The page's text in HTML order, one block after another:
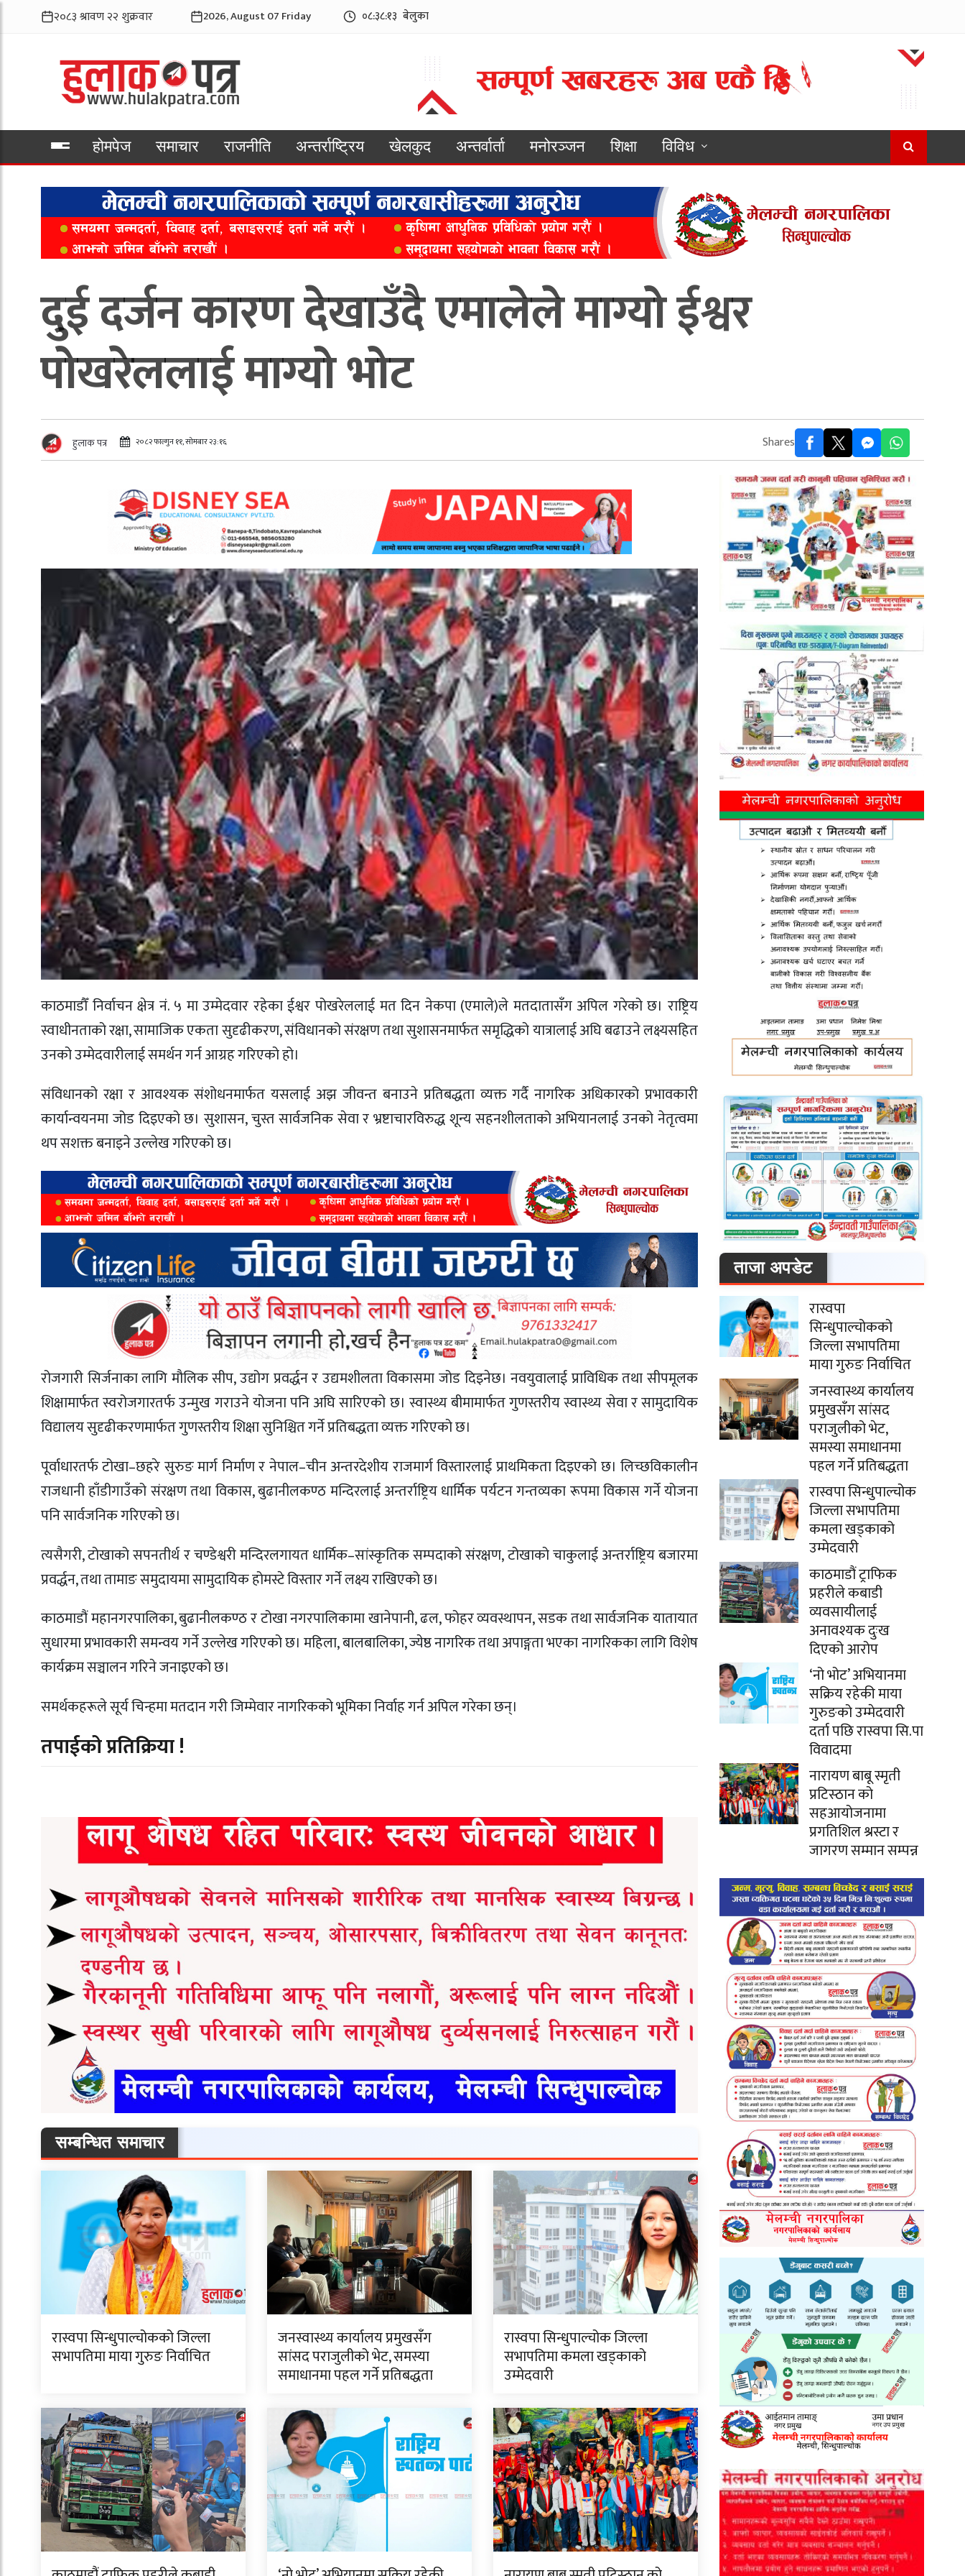
2026, August 07 Friday ०८:३८:१५ बेलुका
होमपेज समाचार राजनीति अन्तर्राष्ट्रिय खेलकुद अन्तर्वार्ता मनोरञ्जन शिक्षा
विविध
दुई दर्जन कारण देखाउँदै एमालेले माग्यो ईश्वर
पोखरेललाई माग्यो भोट
हुलाक पत्र २०८२ फाल्गुन ११, सोमबार २३:१६ Shares
काठमाडौँ निर्वाचन क्षेत्र नं. ५ मा उम्मेदवार रहेका ईश्वर पोखरेललाई मत दिन नेकपा (एमाले)ले मतदातासँग अपिल गरेको छ। राष्ट्रिय
स्वाधीनताको रक्षा, सामाजिक एकता सुदृढीकरण, संविधानको संरक्षण तथा सुशासनमार्फत समृद्धिको यात्रालाई अघि बढाउने लक्ष्यसहित
उनको उम्मेदवारीलाई समर्थन गर्न आग्रह गरिएको हो।
संविधानको रक्षा र आवश्यक संशोधनमार्फत यसलाई अझ जीवन्त बनाउने प्रतिबद्धता व्यक्त गर्दै नागरिक अधिकारको प्रभावकारी
कार्यान्वयनमा जोड दिइएको छ। सुशासन, चुस्त सार्वजनिक सेवा र भ्रष्टाचारविरुद्ध शून्य सहनशीलताको अभियानलाई उनको नेतृत्वमा
थप सशक्त बनाइने उल्लेख गरिएको छ।
रोजगारी सिर्जनाका लागि मौलिक सीप, उद्योग प्रवर्द्धन र उद्यमशीलता विकासमा जोड दिइनेछ। नवयुवालाई प्राविधिक तथा सीपमूलक
शिक्षामार्फत स्वरोजगारतर्फ उन्मुख गराउने योजना पनि अघि सारिएको छ। स्वास्थ्य बीमामार्फत गुणस्तरीय स्वास्थ्य सेवा र सामुदायिक
विद्यालय सुदृढीकरणमार्फत गुणस्तरीय शिक्षा सुनिश्चित गर्ने प्रतिबद्धता व्यक्त गरिएको छ।
पूर्वाधारतर्फ टोखा–छहरे सुरुङ मार्ग निर्माण र नेपाल–चीन अन्तरदेशीय राजमार्ग विस्तारलाई प्राथमिकता दिइएको छ। लिच्छविकालीन
राजधानी हाँडीगाउँको संरक्षण तथा विकास, बुढानीलकण्ठ मन्दिरलाई अन्तर्राष्ट्रिय धार्मिक पर्यटन गन्तव्यका रूपमा विकास गर्ने योजना
पनि सार्वजनिक गरिएको छ।
त्यसैगरी, टोखाको सपनतीर्थ र चण्डेश्वरी मन्दिरलगायत धार्मिक–सांस्कृतिक सम्पदाको संरक्षण, टोखाको चाकुलाई अन्तर्राष्ट्रिय बजारमा
प्रवर्द्धन, तथा तामाङ समुदायमा सामुदायिक होमस्टे विस्तार गर्ने लक्ष्य राखिएको छ।
काठमाडौं महानगरपालिका, बुढानीलकण्ठ र टोखा नगरपालिकामा खानेपानी, ढल, फोहर व्यवस्थापन, सडक तथा सार्वजनिक यातायात
सुधारमा प्रभावकारी समन्वय गर्ने उल्लेख गरिएको छ। महिला, बालबालिका, ज्येष्ठ नागरिक तथा अपाङ्गता भएका नागरिकका लागि विशेष
कार्यक्रम सञ्चालन गरिने जनाइएको छ।
समर्थकहरूले सूर्य चिन्हमा मतदान गरी जिम्मेवार नागरिकको भूमिका निर्वाह गर्न अपिल गरेका छन्।
तपाईको प्रतिक्रिया !
सम्बन्धित समाचार
रास्वपा सिन्धुपाल्चोकको जिल्ला
सभापतिमा माया गुरुङ निर्वाचित
जनस्वास्थ्य कार्यालय प्रमुखसँग
सांसद पराजुलीको भेट, समस्या
समाधानमा पहल गर्ने प्रतिबद्धता
रास्वपा सिन्धुपाल्चोक जिल्ला
सभापतिमा कमला खड्काको
उम्मेदवारी
ताजा अपडेट
रास्वपा
सिन्धुपाल्चोकको
जिल्ला सभापतिमा
माया गुरुङ निर्वाचित
जनस्वास्थ्य कार्यालय
प्रमुखसँग सांसद
पराजुलीको भेट,
समस्या समाधानमा
पहल गर्ने प्रतिबद्धता
रास्वपा सिन्धुपाल्चोक
जिल्ला सभापतिमा
कमला खड्काको
उम्मेदवारी
काठमाडौं ट्राफिक
प्रहरीले कबाडी
व्यवसायीलाई
अनावश्यक दुःख
दिएको आरोप
‘नो भोट’ अभियानमा
सक्रिय रहेकी माया
गुरुङको उम्मेदवारी
दर्ता पछि रास्वपा सि.पा
विवादमा
नारायण बाबू स्मृती
प्रटिस्ठान को
सहआयोजनामा
प्रगतिशिल श्रस्टा र
जागरण सम्मान सम्पन्न